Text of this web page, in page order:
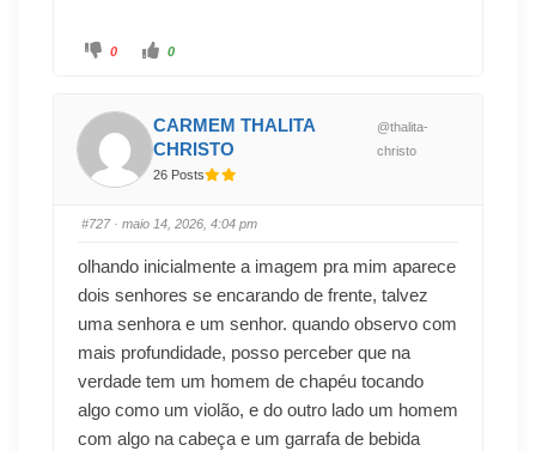
0 0
CARMEM THALITA
CHRISTO
@thalita-
christo
26 Posts
#727· maio 14, 2026, 4:04 pm
olhando inicialmente a imagem pra mim aparece
dois senhores se encarando de frente, talvez
uma senhora e um senhor. quando observo com
mais profundidade, posso perceber que na
verdade tem um homem de chapéu tocando
algo como um violão, e do outro lado um homem
com algo na cabeça e um garrafa de bebida